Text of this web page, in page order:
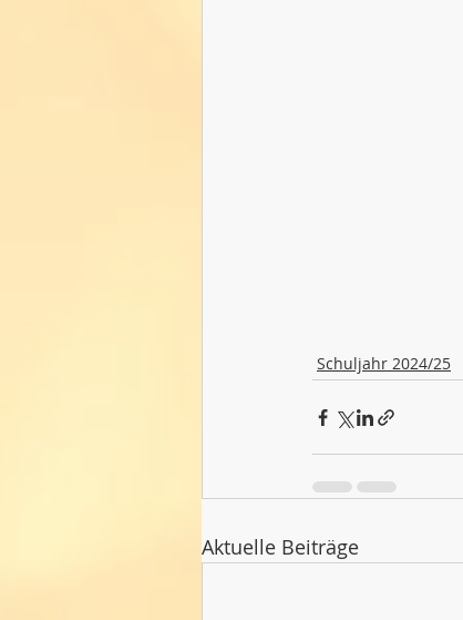
Schuljahr 2024/25
Aktuelle Beiträge